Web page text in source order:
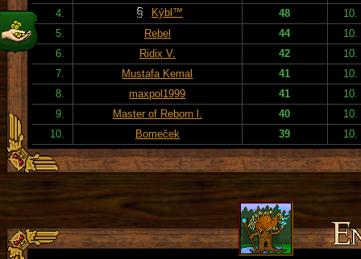
4.
Kýbl™ 48
10.
5.
Rebel 44
10.
6.
Ridix V. 42
10.
7.
Mustafa Kemal 41
10.
8.
maxpol1999 41
10.
9.
Master of Reborn l. 40
10.
10.
Bomeček 39 10.